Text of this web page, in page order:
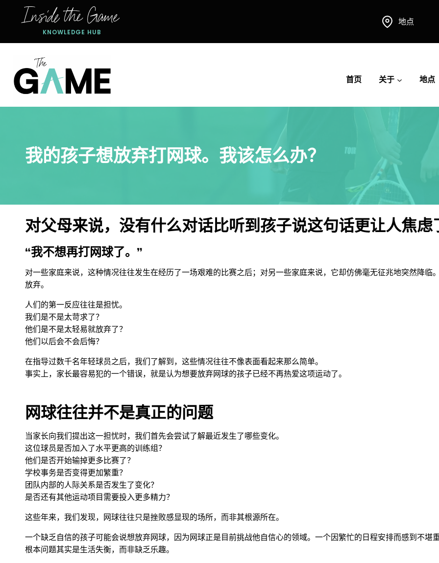
容
Inside the Game
KNOWLEDGE HUB
地点
首页 关于 地点
我的孩子想放弃打网球。我该怎么办？
对父母来说，没有什么对话比听到孩子说这句话更让人焦虑
“我不想再打网球了。”
对一些家庭来说，这种情况往往发生在经历了一场艰难的比赛之后；对另一些家庭来说，它却仿佛毫无征兆地突然降
放弃。
人们的第一反应往往是担忧。
我们是不是太苛求了？
他们是不是太轻易就放弃了？
他们以后会不会后悔？
在指导过数千名年轻球员之后，我们了解到，这些情况往往不像表面看起来那么简单。
事实上，家长最容易犯的一个错误，就是认为想要放弃网球的孩子已经不再热爱这项运动了。
网球往往并不是真正的问题
当家长向我们提出这一担忧时，我们首先会尝试了解最近发生了哪些变化。
这位球员是否加入了水平更高的训练组？
他们是否开始输掉更多比赛了？
学校事务是否变得更加繁重？
团队内部的人际关系是否发生了变化？
是否还有其他运动项目需要投入更多精力？
这些年来，我们发现，网球往往只是挫败感显现的场所，而非其根源所在。
一个缺乏自信的孩子可能会说想放弃网球，因为网球正是目前挑战他自信心的领域。一个因繁忙的日程安排而感到不
根本问题其实是生活失衡，而非缺乏乐趣。